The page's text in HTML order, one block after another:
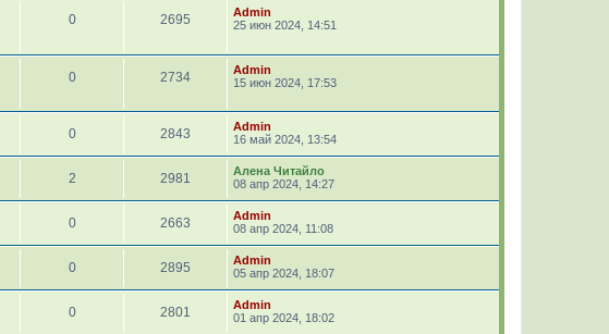
0 2695
Admin
25 июн 2024, 14:51
0 2734
Admin
15 июн 2024, 17:53
0 2843
Admin
16 май 2024, 13:54
2 2981
Алена Читайло
08 апр 2024, 14:27
0 2663
Admin
08 апр 2024, 11:08
0 2895
Admin
05 апр 2024, 18:07
0 2801
Admin
01 апр 2024, 18:02